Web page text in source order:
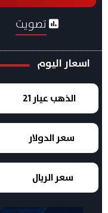
تصويت
اسعار اليوم
الذهب عيار 21
سعر الدولار
سعر الريال